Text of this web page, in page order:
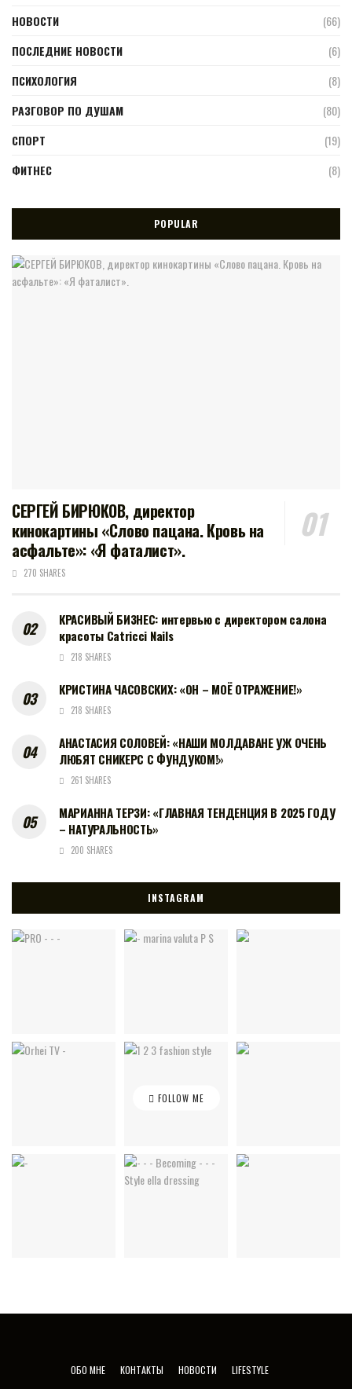
НОВОСТИ
(66)
ПОСЛЕДНИЕ НОВОСТИ
(6)
ПСИХОЛОГИЯ
(8)
РАЗГОВОР ПО ДУШАМ
(80)
СПОРТ
(19)
ФИТНЕС
(8)
POPULAR
СЕРГЕЙ БИРЮКОВ, директор
кинокартины «Слово пацана. Кровь на
асфальте»: «Я фаталист».
270 SHARES
КРАСИВЫЙ БИЗНЕС: интервью с директором салона
красоты Catricci Nails
218 SHARES
КРИСТИНА ЧАСОВСКИХ: «ОН – МОЁ ОТРАЖЕНИЕ!»
218 SHARES
АНАСТАСИЯ СОЛОВЕЙ: «НАШИ МОЛДАВАНЕ УЖ ОЧЕНЬ
ЛЮБЯТ СНИКЕРС С ФУНДУКОМ!»
261 SHARES
МАРИАННА ТЕРЗИ: «ГЛАВНАЯ ТЕНДЕНЦИЯ В 2025 ГОДУ
– НАТУРАЛЬНОСТЬ»
200 SHARES
INSTAGRAM
FOLLOW ME
ОБО МНЕ КОНТАКТЫ НОВОСТИ LIFESTYLE